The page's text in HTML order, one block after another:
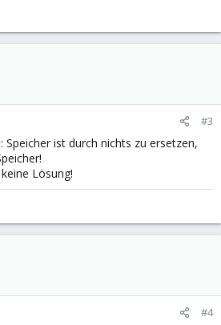
#3
Speicher ist durch nichts zu ersetzen,
Lösung!
#4